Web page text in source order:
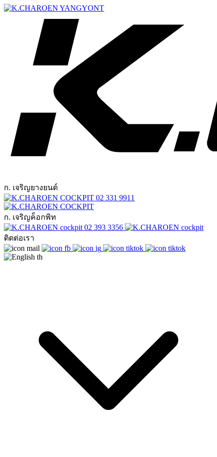
ก. เจริญยางยนต์
02 331 9911
ก. เจริญค็อกพิท
02 393 3356
ติดต่อเรา
th